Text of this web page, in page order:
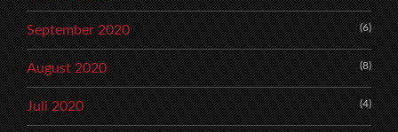
September 2020 (6)
August 2020 (8)
Juli 2020 (4)